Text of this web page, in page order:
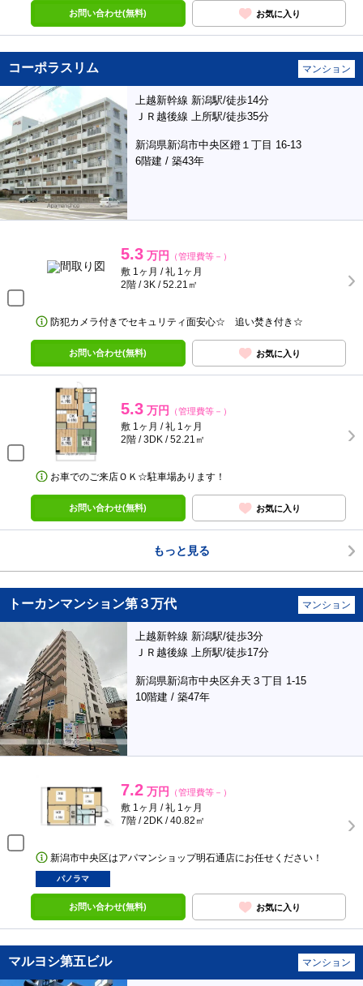
お問い合わせ(無料) お気に入り
コーポラスリム マンション
上越新幹線 新潟駅/徒歩14分
ＪＲ越後線 上所駅/徒歩35分
新潟県新潟市中央区鐙１丁目 16-13
6階建 / 築43年
5.3 万円 （管理費等－）
敷 1ヶ月 / 礼 1ヶ月
2階 / 3K / 52.21㎡
防犯カメラ付きでセキュリティ面安心☆ 追い焚き付き☆
お問い合わせ(無料) お気に入り
5.3 万円 （管理費等－）
敷 1ヶ月 / 礼 1ヶ月
2階 / 3DK / 52.21㎡
お車でのご来店ＯＫ☆駐車場あります！
お問い合わせ(無料) お気に入り
もっと見る
トーカンマンション第３万代 マンション
上越新幹線 新潟駅/徒歩3分
ＪＲ越後線 上所駅/徒歩17分
新潟県新潟市中央区弁天３丁目 1-15
10階建 / 築47年
7.2 万円 （管理費等－）
敷 1ヶ月 / 礼 1ヶ月
7階 / 2DK / 40.82㎡
新潟市中央区はアパマンショップ明石通店にお任せください！
パノラマ
お問い合わせ(無料) お気に入り
マルヨシ第五ビル マンション